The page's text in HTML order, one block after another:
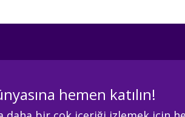
hemen katılın!